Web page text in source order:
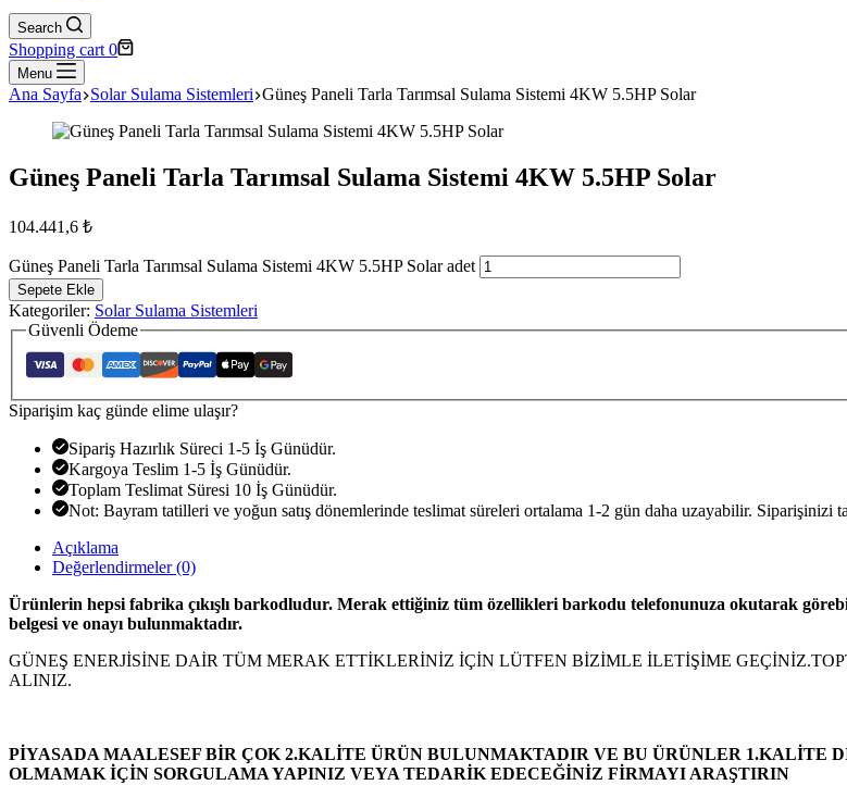
Search
Shopping cart 0
Menu
Ana Sayfa Solar Sulama Sistemleri Güneş Paneli Tarla Tarımsal Sulama Sistemi 4KW 5.5HP Solar
Güneş Paneli Tarla Tarımsal Sulama Sistemi 4KW 5.5HP Solar
104.441,6 ₺
Güneş Paneli Tarla Tarımsal Sulama Sistemi 4KW 5.5HP Solar adet
Sepete Ekle
Kategoriler: Solar Sulama Sistemleri
Güvenli Ödeme
Siparişim kaç günde elime ulaşır?
Sipariş Hazırlık Süreci 1-5 İş Günüdür.
Kargoya Teslim 1-5 İş Günüdür.
Toplam Teslimat Süresi 10 İş Günüdür.
Not: Bayram tatilleri ve yoğun satış dönemlerinde teslimat süreleri ortalama 1-2 gün daha uzayabilir. Siparişinizi
Açıklama
Değerlendirmeler (0)
Ürünlerin hepsi fabrika çıkışlıbarkodludur. Merak ettiğiniz tüm özellikleri barkodu telefonunuza okutarak gö
belgesi ve onayıbulunmaktadır.
GÜNEŞ ENERJİSİNE DAİR TÜM MERAK ETTİKLERİNİZ İÇİN LÜTFEN BİZİMLE İLETİŞİME
ALINIZ.
PİYASADA MAALESEF BİR ÇOK 2.KALİTE ÜRÜN BULUNMAKTADIR VE BU ÜRÜNLER
OLMAMAK İÇİN SORGULAMA YAPINIZ VEYA TEDARİK EDECEĞİNİZ FİRMAYI ARAŞTIRIN